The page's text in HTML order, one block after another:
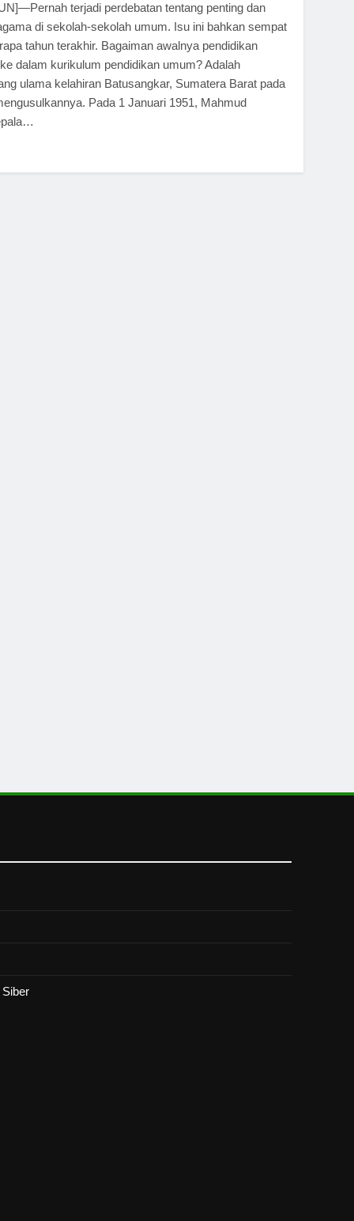
terjadi perdebatan tentang penting dan
di sekolah-sekolah umum. Isu ini bahkan sempat
tahun terakhir. Bagaiman awalnya pendidikan
dalam kurikulum pendidikan umum? Adalah
ulama kelahiran Batusangkar, Sumatera Barat pada
Pada 1 Januari 1951, Mahmud